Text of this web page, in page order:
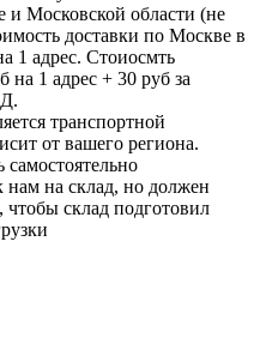
и Московской области (не
доставки по Москве в
1 адрес. Стоиосмть
1 адрес + 30 руб за
транспортной
от вашего региона.
самостоятельно
на склад, но должен
чтобы склад подготовил